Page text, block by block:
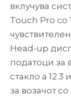
вклучува
Touch Pro со
Head-up
податоци за
стакло а
за возачот